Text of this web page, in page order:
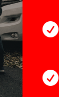

